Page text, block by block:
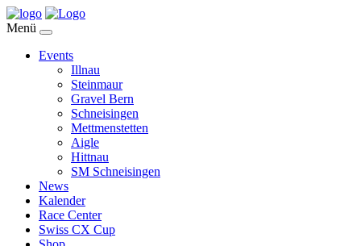
Menü
Events
Illnau
Steinmaur
Gravel Bern
Schneisingen
Mettmenstetten
Aigle
Hittnau
SM Schneisingen
News
Kalender
Race Center
Swiss CX Cup